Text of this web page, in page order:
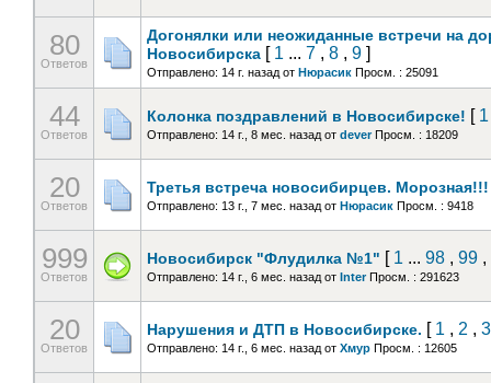
80
Ответов
Догонялки или неожиданные встречи на
Новосибирска [ 1 ... 7 , 8 , 9 ]
Отправлено: 14 г. назад от Нюрасик Просм. : 25091
44
Ответов
Колонка поздравлений в Новосибирске! [ 1
Отправлено: 14 г., 8 мес. назад от dever Просм. : 18209
20
Ответов
Третья встреча новосибирцев. Морозная!!!
Отправлено: 13 г., 7 мес. назад от Нюрасик Просм. : 9418
999
Ответов
Новосибирск "Флудилка №1" [ 1 ... 98 , 99 ,
Отправлено: 14 г., 6 мес. назад от Inter Просм. : 291623
20
Ответов
Нарушения и ДТП в Новосибирске. [ 1 , 2 , 3
Отправлено: 14 г., 6 мес. назад от Хмур Просм. : 12605